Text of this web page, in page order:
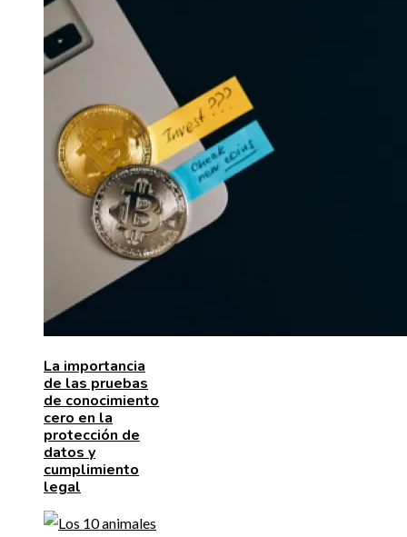
La importancia
de las pruebas
de conocimiento
cero en la
protección de
datos y
cumplimiento
legal